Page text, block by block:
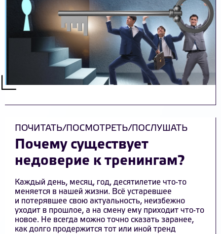
ПОЧИТАТЬ/ПОСМОТРЕТЬ/ПОСЛУШАТЬ
Почему существует
недоверие к тренингам?
Каждый день, месяц, год, десятилетие что-то
меняется в нашей жизни. Всё устаревшее
и потерявшее свою актуальность, неизбежно
уходит в прошлое, а на смену ему приходит что-то
новое. Не всегда можно точно сказать заранее,
как долго продержится тот или иной тренд